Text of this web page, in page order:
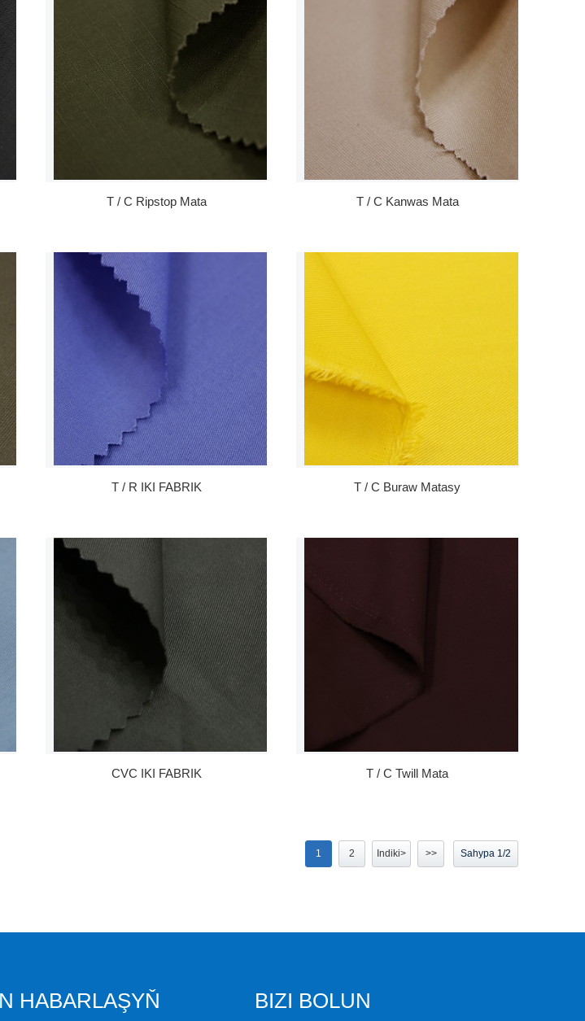
T / C Ripstop Mata T / C Kanwas Mata
T / R IKI FABRIK T / C Buraw Matasy
CVC IKI FABRIK T / C Twill Mata
1 2 Indiki> >> Sahypa 1/2
HABARLAŞYŇ BIZI BOLUN